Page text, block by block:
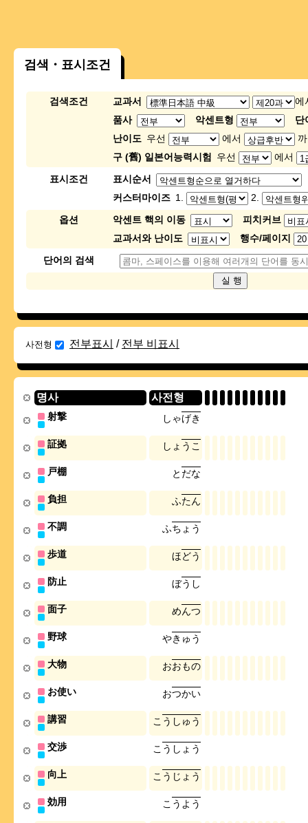
검색・표시조건
검색조건 교과서
에
품사
악센트형
단
난이도 우선 에서
구 (舊) 일본어능력시험
우선
에서
표시조건
표시순서
커스터마이즈 1.
2.
옵션
악센트 핵의 이동
피치커브
교과서와 난이도
행수/페이지
단어의 검색
사전형 전부표시 / 전부 비표시
명사 사전형
射撃 し ゃげき
証拠 し ょ う こ
戸棚 と だな
負担 ふたん
不調 ふち ょ う
歩道 ほどう
防止 ぼう し
面子 めんつ
野球 やき ゅ う
大物 おおもの
お使い おつかい
講習 こ う し ゅ う
交渉 こ う し ょ う
向上 こ う じ ょ う
効用 こ う よ う